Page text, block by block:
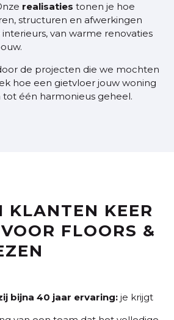
realisaties tonen je hoe
structuren en afwerkingen
van warme renovaties
de projecten die we mochten
hoe een gietvloer jouw woning
één harmonieus geheel.
KLANTEN KEER
FLOORS &
bijna 40 jaar ervaring:je krijgt